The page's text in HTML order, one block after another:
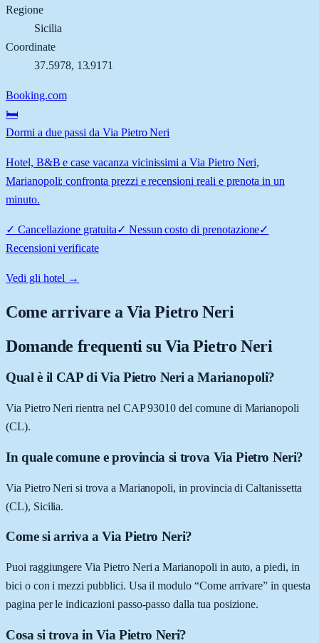
Regione
Sicilia
Coordinate
37.5978, 13.9171
Booking.com
🛏️
Dormi a due passi da Via Pietro Neri
Hotel, B&B e case vacanza vicinissimi a Via Pietro Neri,
Marianopoli: confronta prezzi e recensioni reali e prenota in un
minuto.
✓ Cancellazione gratuita✓ Nessun costo di prenotazione✓
Recensioni verificate
Vedi gli hotel →
Come arrivare aVia Pietro Neri
Domande frequenti su Via Pietro Neri
Qual è il CAP di Via Pietro Neri a Marianopoli?
Via Pietro Neri rientra nel CAP 93010 del comune di Marianopoli
(CL).
In quale comune e provincia si trova Via Pietro Neri?
Via Pietro Neri si trova a Marianopoli, in provincia di Caltanissetta
(CL), Sicilia.
Come si arriva a Via Pietro Neri?
Puoi raggiungere Via Pietro Neri a Marianopoli in auto, a piedi, in
bici o con i mezzi pubblici. Usa il modulo “Come arrivare” in questa
pagina per le indicazioni passo-passo dalla tua posizione.
Cosa si trova in Via Pietro Neri?